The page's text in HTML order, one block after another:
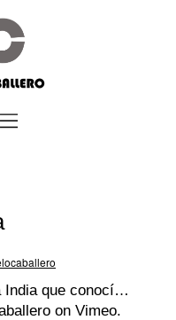
India que conocí…
on Vimeo.